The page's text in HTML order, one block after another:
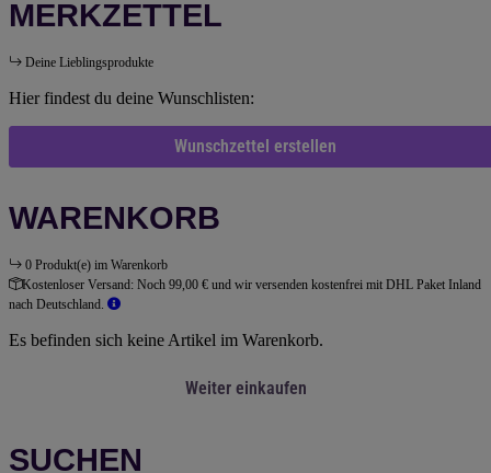
MERKZETTEL
Deine Lieblingsprodukte
Hier findest du deine Wunschlisten:
Wunschzettel erstellen
WARENKORB
0 Produkt(e) im Warenkorb
Kostenloser Versand: Noch 99,00 € und wir versenden kostenfrei mit DHL Paket Inland
nach Deutschland.
Es befinden sich keine Artikel im Warenkorb.
Weiter einkaufen
SUCHEN